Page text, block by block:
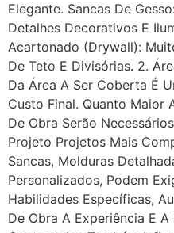
Elegante. Sancas De
Detalhes Decorativos E
Acartonado (Drywall):
De Teto E Divisórias. 2.
Da Área A Ser Coberta É
Custo Final. Quanto Maior
De Obra Serão
Projeto Projetos Mais
Sancas, Molduras
Personalizados, Podem
Habilidades Específicas,
De Obra A Experiência E